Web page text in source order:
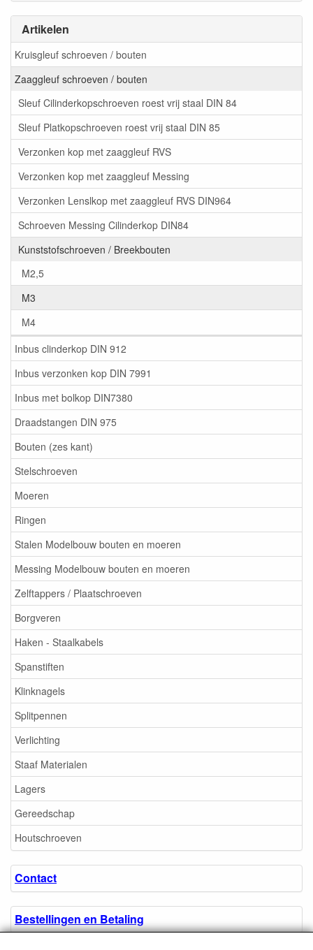
Artikelen
Kruisgleuf schroeven / bouten
Zaaggleuf schroeven / bouten
Sleuf Cilinderkopschroeven roest vrij staal DIN 84
Sleuf Platkopschroeven roest vrij staal DIN 85
Verzonken kop met zaaggleuf RVS
Verzonken kop met zaaggleuf Messing
Verzonken Lenslkop met zaaggleuf RVS DIN964
Schroeven Messing Cilinderkop DIN84
Kunststofschroeven / Breekbouten
M2,5
M3
M4
Inbus clinderkop DIN 912
Inbus verzonken kop DIN 7991
Inbus met bolkop DIN7380
Draadstangen DIN 975
Bouten (zes kant)
Stelschroeven
Moeren
Ringen
Stalen Modelbouw bouten en moeren
Messing Modelbouw bouten en moeren
Zelftappers / Plaatschroeven
Borgveren
Haken - Staalkabels
Spanstiften
Klinknagels
Splitpennen
Verlichting
Staaf Materialen
Lagers
Gereedschap
Houtschroeven
Contact
Bestellingen en Betaling